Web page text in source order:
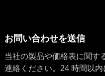
お問い合わせを送信
当社の製品や価格表に関す
連絡ください。24 時間以内